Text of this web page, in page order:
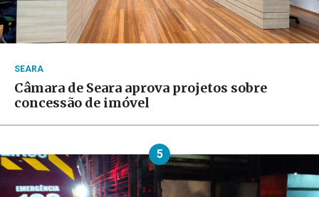
SEARA
Câmara de Seara aprova projetos sobre
concessão de imóvel
5